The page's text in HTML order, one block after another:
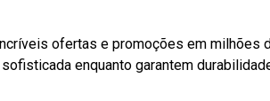
ofertas e promoções em milhões
enquanto garantem